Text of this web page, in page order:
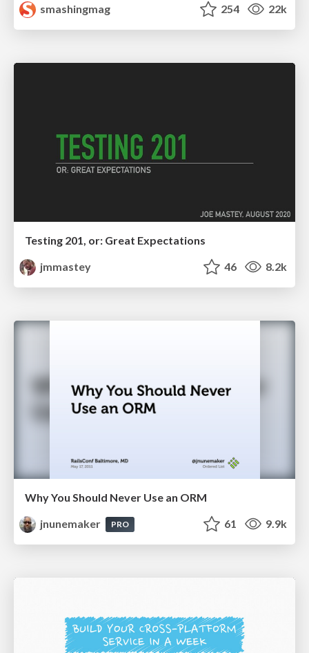
smashingmag
254 22k
Testing 201, or: Great Expectations
jmmastey
46 8.2k
Why You Should Never Use an ORM
jnunemaker
PRO 61 9.9k